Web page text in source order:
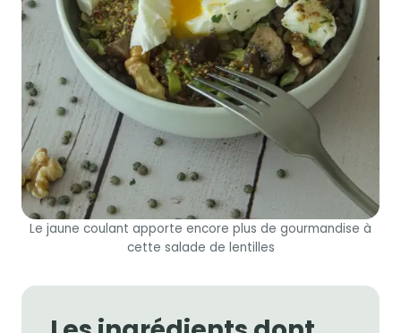
Le jaune coulant apporte encore plus de gourmandise à
cette salade de lentilles